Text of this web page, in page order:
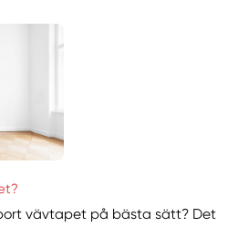
vävtapet på bästa sätt? Det